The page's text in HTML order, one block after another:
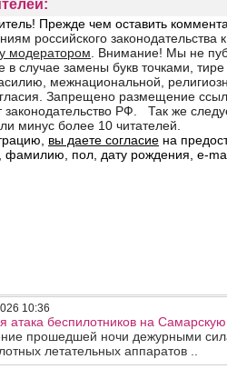
10:36
атака беспилотников на
прошедшей ночи дежурными
летательных аппаратов ..